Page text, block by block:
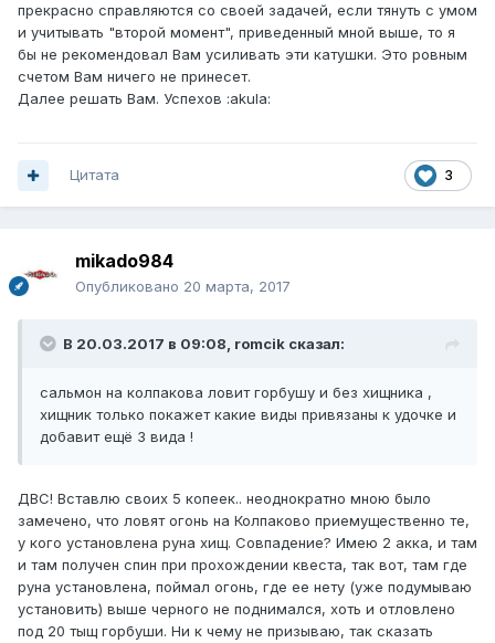
прекрасно справляются со своей задачей, если тянуть с умом
и учитывать "второй момент", приведенный мной выше, то я
бы не рекомендовал Вам усиливать эти катушки. Это ровным
счетом Вам ничего не принесет.
Далее решать Вам. Успехов :akula:
3
Цитата
mikado984
Опубликовано 20 марта, 2017
В 20.03.2017 в 09:08, romcik сказал:
сальмон на колпакова ловит горбушу и без хищника ,
хищник только покажет какие виды привязаны к удочке и
добавит ещё 3 вида !
ДВС! Вставлю своих 5 копеек.. неоднократно мною было
замечено, что ловят огонь на Колпаково приемущественно те,
у кого установлена руна хищ. Совпадение? Имею 2 акка, и там
и там получен спин при прохождении квеста, так вот, там где
руна установлена, поймал огонь, где ее нету (уже подумываю
установить) выше черного не поднимался, хоть и отловлено
под 20 тыщ горбуши. Ни к чему не призываю, так сказать